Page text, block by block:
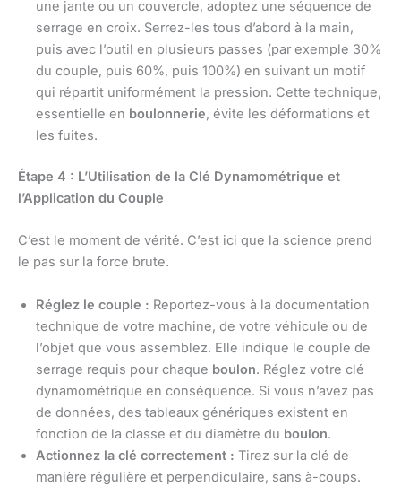
une jante ou un couvercle, adoptez une séquence de
serrage en croix. Serrez-les tous d’abord à la main,
puis avec l’outil en plusieurs passes (par exemple 30%
du couple, puis 60%, puis 100%) en suivant un motif
qui répartit uniformément la pression. Cette technique,
essentielle en boulonnerie, évite les déformations et
les fuites.
Étape 4 : L’Utilisation de la Clé Dynamométrique et
l’Application du Couple
C’est le moment de vérité. C’est ici que la science prend
le pas sur la force brute.
Réglez le couple : Reportez-vous à la documentation
technique de votre machine, de votre véhicule ou de
l’objet que vous assemblez. Elle indique le couple de
serrage requis pour chaque boulon. Réglez votre clé
dynamométrique en conséquence. Si vous n’avez pas
de données, des tableaux génériques existent en
fonction de la classe et du diamètre du boulon.
Actionnez la clé correctement : Tirez sur la clé de
manière régulière et perpendiculaire, sans à-coups.